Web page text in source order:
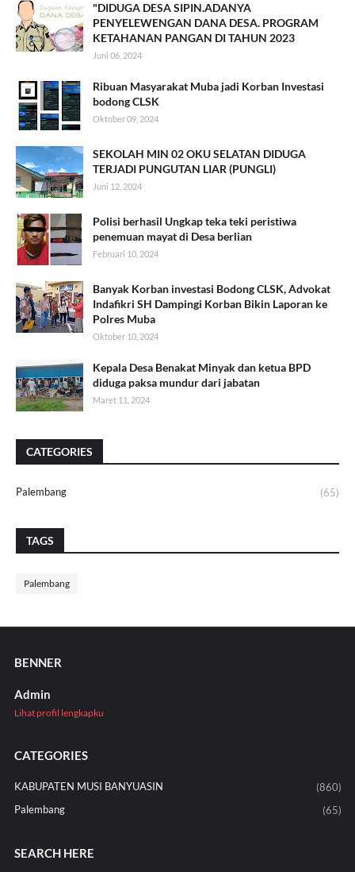
"DIDUGA DESA SIPIN.ADANYA
PENYELEWENGAN DANA DESA. PROGRAM
KETAHANAN PANGAN DI TAHUN 2023
Juni 06, 2024
Ribuan Masyarakat Muba jadi Korban Investasi
bodong CLSK
Oktober 09, 2024
SEKOLAH MIN 02 OKU SELATAN DIDUGA
TERJADI PUNGUTAN LIAR (PUNGLI)
Juni 12, 2024
Polisi berhasil Ungkap teka teki peristiwa
penemuan mayat di Desa berlian
Februari 10, 2024
Banyak Korban investasi Bodong CLSK, Advokat
Indafikri SH Dampingi Korban Bikin Laporan ke
Polres Muba
Oktober 10, 2024
Kepala Desa Benakat Minyak dan ketua BPD
diduga paksa mundur dari jabatan
Maret 11, 2024
CATEGORIES
Palembang (65)
TAGS
Palembang
BENNER
Admin
Lihat profil lengkapku
CATEGORIES
KABUPATEN MUSI BANYUASIN
(860)
Palembang
(65)
SEARCH HERE